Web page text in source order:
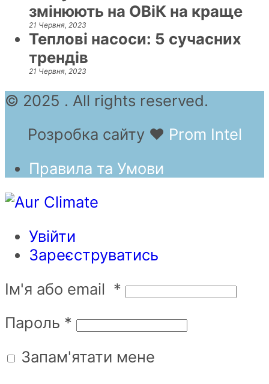
змінюють на ОВіК на краще
21 Червня, 2023
Теплові насоси: 5 сучасних
трендів
21 Червня, 2023
© 2025 . All rights reserved.
Розробка сайту ❤ Prom Intel
Правила та Умови
Увійти
Зареєструватись
Ім'я або email *
Пароль *
Запам'ятати мене